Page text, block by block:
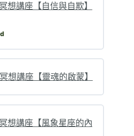
想講座【自信與自欺】
月冥想講座【自信與自欺】
想講座【靈魂的啟蒙】
想講座【風象星座的內